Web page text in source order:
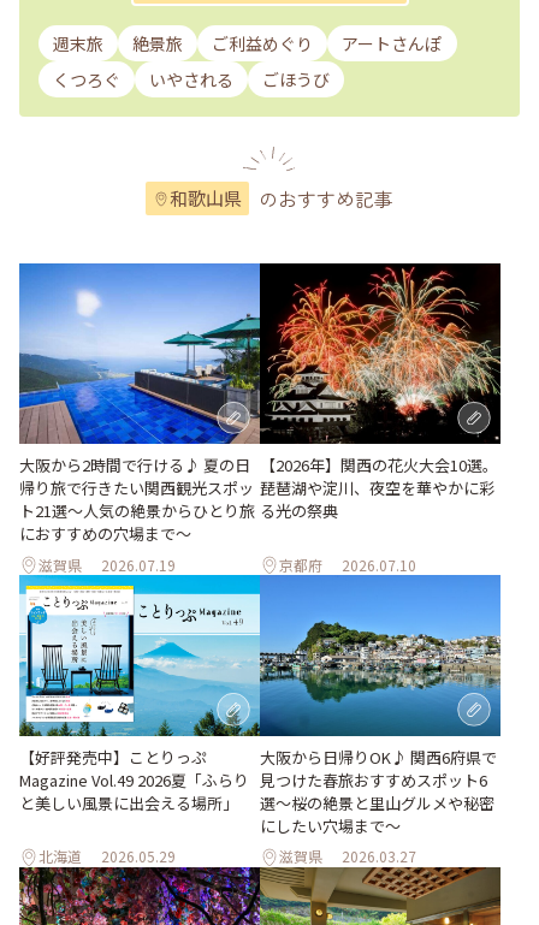
週末旅 絶景旅 ご利益めぐり
アートさんぽ
くつろぐ
いやされる ごほうび
和歌山県 のおすすめ記事
大阪から2時間で行ける♪ 夏の日
帰り旅で行きたい関西観光スポッ
ト21選～人気の絶景からひとり旅
におすすめの穴場まで～
滋賀県 2026.07.19
【2026年】関西の花火大会10選。
琵琶湖や淀川、夜空を華やかに彩
る光の祭典
京都府 2026.07.10
【好評発売中】ことりっぷ
Magazine Vol.49 2026夏「ふらり
と美しい風景に出会える場所」
北海道 2026.05.29
大阪から日帰りOK♪ 関西6府県で
見つけた春旅おすすめスポット6
選～桜の絶景と里山グルメや秘密
にしたい穴場まで～
滋賀県 2026.03.27